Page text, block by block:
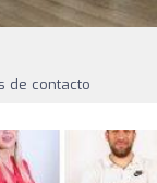
de contacto